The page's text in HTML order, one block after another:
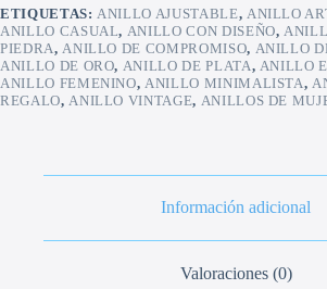
ETIQUETAS: ANILLO AJUSTABLE, ANILLO
ANILLO CASUAL, ANILLO CON DISEÑO,
PIEDRA, ANILLO DE COMPROMISO, ANILLO
ANILLO DE ORO, ANILLO DE PLATA, ANILLO
ANILLO FEMENINO, ANILLO MINIMALISTA,
REGALO, ANILLO VINTAGE, ANILLOS DE
Información adicional
Valoraciones (0)